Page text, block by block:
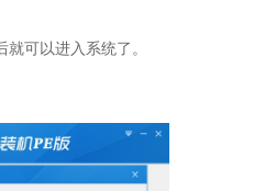
可以进入系统了。